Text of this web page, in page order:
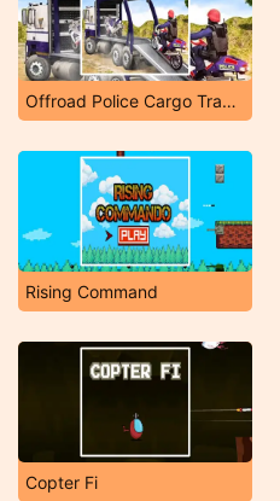
Offroad Police Cargo Transport
Rising Command
Copter Fi